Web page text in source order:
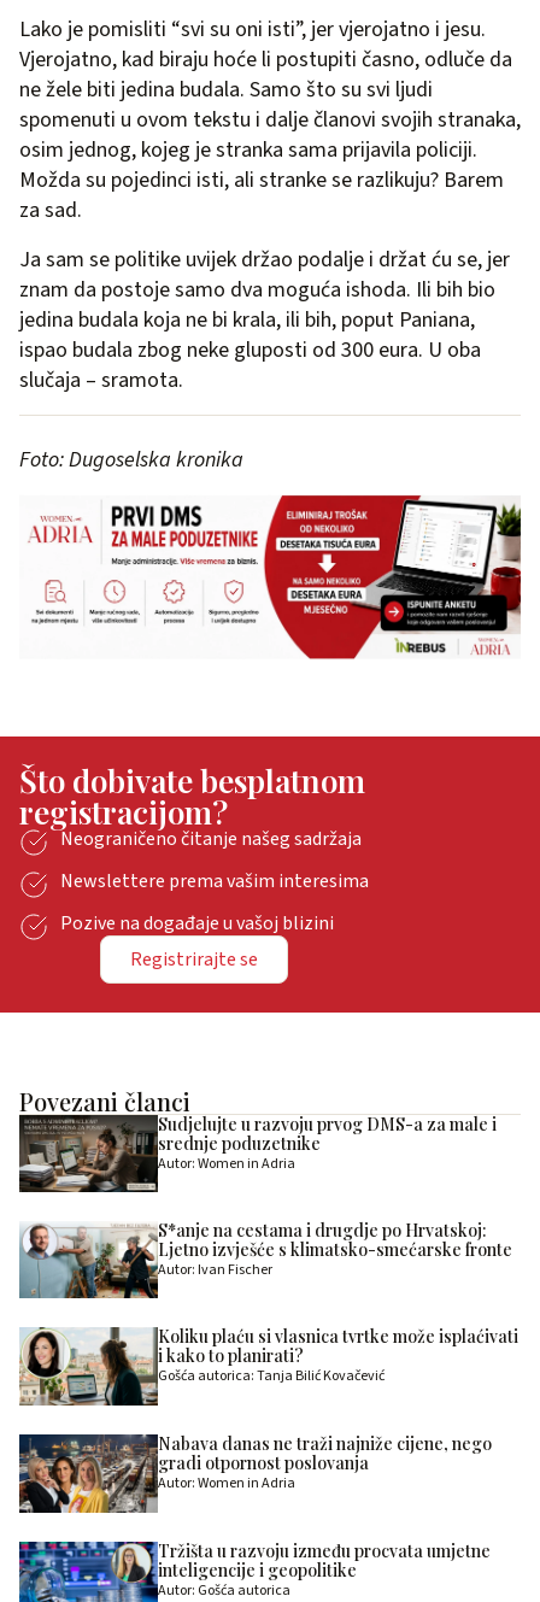
Lako je pomisliti “svi su oni isti”, jer vjerojatno i jesu.
Vjerojatno, kad biraju hoće li postupiti časno, odluče da
ne žele biti jedina budala. Samo što su svi ljudi
spomenuti u ovom tekstu i dalje članovi svojih stranaka,
osim jednog, kojeg je stranka sama prijavila policiji.
Možda su pojedinci isti, ali stranke se razlikuju? Barem
za sad.
Ja sam se politike uvijek držao podalje i držat ću se, jer
znam da postoje samo dva moguća ishoda. Ili bih bio
jedina budala koja ne bi krala, ili bih, poput Paniana,
ispao budala zbog neke gluposti od 300 eura. U oba
slučaja – sramota.
Foto: Dugoselska kronika
Što dobivate besplatnom
registracijom?
Neograničeno čitanje našeg sadržaja
Newslettere prema vašim interesima
Pozive na događaje u vašoj blizini
Registrirajte se
Povezani članci
Sudjelujte u razvoju prvog DMS-a za male i
srednje poduzetnike
Autor: Women in Adria
S*anje na cestama i drugdje po Hrvatskoj:
Ljetno izvješće s klimatsko-smećarske fronte
Autor: Ivan Fischer
Koliku plaću si vlasnica tvrtke može isplaćivati
i kako to planirati?
Gošća autorica: Tanja Bilić Kovačević
Nabava danas ne traži najniže cijene, nego
gradi otpornost poslovanja
Autor: Women in Adria
Tržišta u razvoju između procvata umjetne
inteligencije i geopolitike
Autor: Gošća autorica